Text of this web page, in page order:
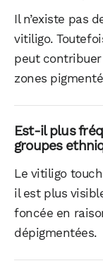
Il n’existe pas
vitiligo.
peut
zones
Est-il plus
groupes
Le vitiligo
il est plus
foncée en
dépigmentées.